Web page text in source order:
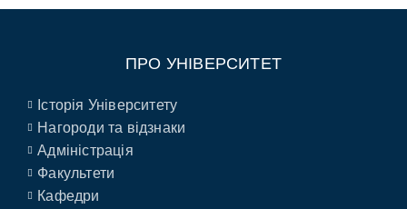
ПРО УНІВЕРСИТЕТ
Історія Університету
Нагороди та відзнаки
Адміністрація
Факультети
Кафедри